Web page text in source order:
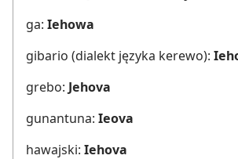
ga: Iehowa
gibario (dialekt języka kerewo):
grebo: Jehova
gunantuna: Ieova
hawajski: Iehova